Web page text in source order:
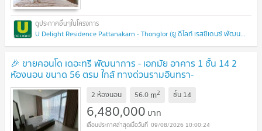
U Delight Residence Pattanakarn - Thonglor (ยู ดีไลท์ เรสซิเดนซ์ พัฒนาการ - ทองหล่อ)
🎉 ขายคอนโด เดอะทรี พัฒนาการ - เอกมัย อาคาร 1 ชั้น 14 2
ห้องนอน ขนาด 56 ตรม ใกล้ ทางด่วนรามอินทรา-
อาจณรงค์ UPDATE !
2 ห้องนอน 56.0 m2 ชั้น 14
6,480,000 บาท
09/08/2026 10:00:24